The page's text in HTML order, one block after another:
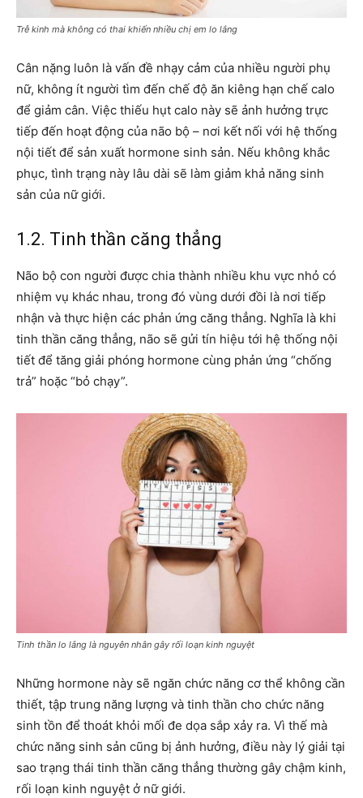
Trễ kinh mà không có thai khiến nhiều chị em lo lắng
Cân nặng luôn là vấn đề nhạy cảm của nhiều người phụ
nữ, không ít người tìm đến chế độ ăn kiêng hạn chế calo
để giảm cân. Việc thiếu hụt calo này sẽ ảnh hưởng trực
tiếp đến hoạt động của não bộ – nơi kết nối với hệ thống
nội tiết để sản xuất hormone sinh sản. Nếu không khắc
phục, tình trạng này lâu dài sẽ làm giảm khả năng sinh
sản của nữ giới.
1.2. Tinh thần căng thẳng
Não bộ con người được chia thành nhiều khu vực nhỏ có
nhiệm vụ khác nhau, trong đó vùng dưới đồi là nơi tiếp
nhận và thực hiện các phản ứng căng thẳng. Nghĩa là khi
tinh thần căng thẳng, não sẽ gửi tín hiệu tới hệ thống nội
tiết để tăng giải phóng hormone cùng phản ứng “chống
trả” hoặc “bỏ chạy”.
Tinh thần lo lắng là nguyên nhân gây rối loạn kinh nguyệt
Những hormone này sẽ ngăn chức năng cơ thể không cần
thiết, tập trung năng lượng và tinh thần cho chức năng
sinh tồn để thoát khỏi mối đe dọa sắp xảy ra. Vì thế mà
chức năng sinh sản cũng bị ảnh hưởng, điều này lý giải tại
sao trạng thái tinh thần căng thẳng thường gây chậm kinh,
rối loạn kinh nguyệt ở nữ giới.